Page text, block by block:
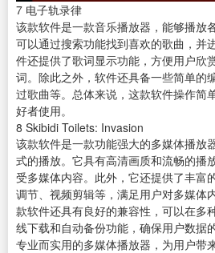
7 电子轨录律
该款软件是一款音乐播放器 ，能够播放
可以通过搜索功能找到喜欢的歌曲，并
件还提供了歌词显示功能，方便用户欣
词。除此之外，软件还具备一些简单的
过歌曲等。总体来说，这款软件操作简
好者使用。
8 Skibidi Toilets: Invasion
该款软件是一款功能强大的多媒体播放
式的播放。它具有高清画质和流畅的播
受多媒体内容。此外，它还提供了丰富
调节、 视频剪辑等，满足用户对多媒体
款软件还具有良好的兼容性，可以在多
线下载和自动备份功能，确保用户数据
专业而实用的多媒体播放器，为用户带